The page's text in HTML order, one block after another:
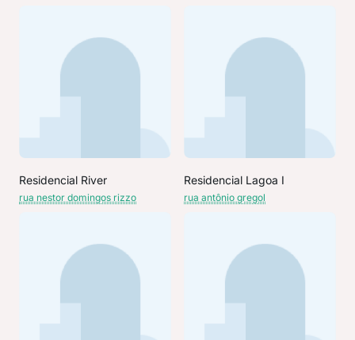
Residencial River
rua nestor domingos rizzo
Residencial Lagoa I
rua antônio gregol